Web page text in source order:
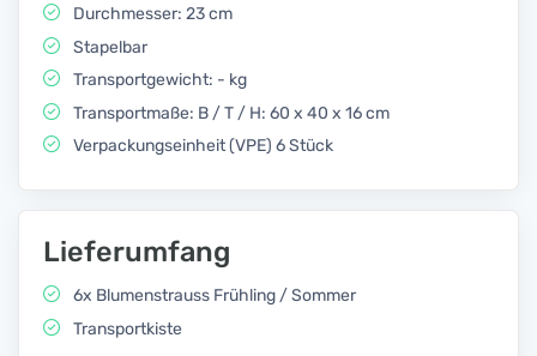
Durchmesser: 23 cm
Stapelbar
Transportgewicht: - kg
Transportmaße: B / T / H: 60 x 40 x 16 cm
Verpackungseinheit (VPE) 6 Stück
Lieferumfang
6x Blumenstrauss Frühling / Sommer
Transportkiste